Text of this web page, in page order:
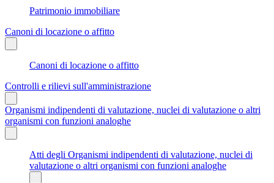
Patrimonio immobiliare
Canoni di locazione o affitto
Canoni di locazione o affitto
Controlli e rilievi sull'amministrazione
Organismi indipendenti di valutazione, nuclei di valutazione o altri
organismi con funzioni analoghe
Atti degli Organismi indipendenti di valutazione, nuclei di
valutazione o altri organismi con funzioni analoghe